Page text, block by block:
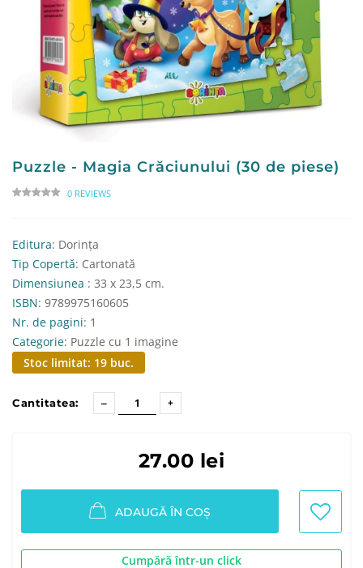
Puzzle - Magia Crăciunului (30 de piese)
0 REVIEWS
Editura: Dorința
Tip Copertă: Cartonată
Dimensiunea : 33 x 23,5 cm.
ISBN: 9789975160605
Nr. de pagini: 1
Categorie: Puzzle cu 1 imagine
Stoc limitat: 19 buc.
Cantitatea:
27.00 lei
ADAUGĂ ÎN COȘ
Cumpără într-un click